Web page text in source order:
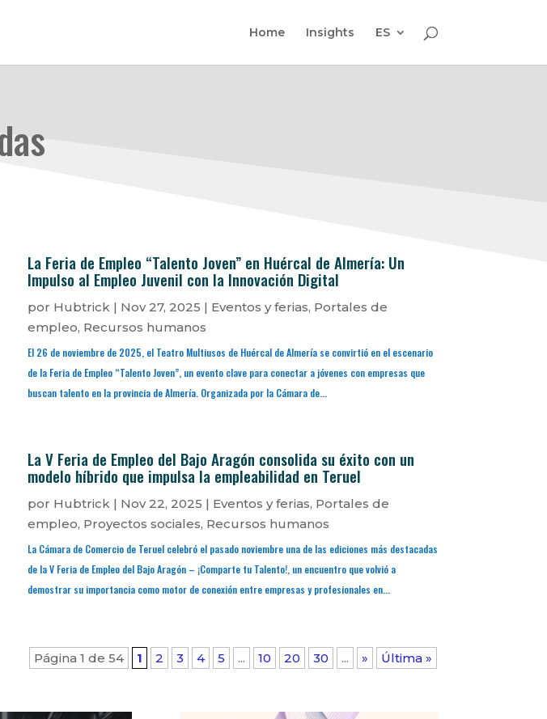
Home Insights ES
La Feria de Empleo “Talento Joven” en Huércal de Almería: Un
Impulso al Empleo Juvenil con la Innovación Digital
por Hubtrick| Nov 27, 2025 | Eventos y ferias, Portales de
empleo, Recursos humanos
El 26 de noviembre de 2025, el Teatro Multiusos de Huércal de Almería se convirtió en el escenario
de la Feria de Empleo “Talento Joven”, un evento clave para conectar a jóvenes con empresas que
buscan talento en la provincia de Almería. Organizada por la Cámara de...
La V Feria de Empleo del Bajo Aragón consolida su éxito con un
modelo híbrido que impulsa la empleabilidad en Teruel
por Hubtrick| Nov 22, 2025 | Eventos y ferias, Portales de
empleo, Proyectos sociales, Recursos humanos
La Cámara de Comercio de Teruel celebró el pasado noviembre una de las ediciones más destacadas
de la V Feria de Empleo del Bajo Aragón – ¡Comparte tu Talento!, un encuentro que volvió a
demostrar su importancia como motor de conexión entre empresas y profesionales en...
Página 1 de 54 1 2 3 4 5 ... 10 20 30 ... » Última »